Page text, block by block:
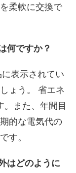
柔軟に交換で
何ですか？
表示されてい
ょう。 省エネ
また、年間目
的な電気代の
す。
はどのように